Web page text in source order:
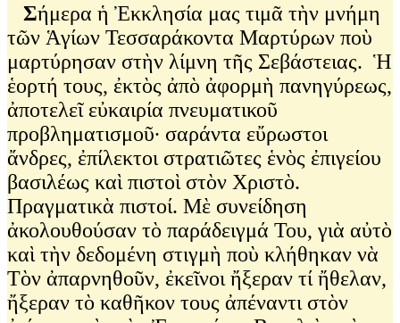
Σήμερα ἡ Ἐκκλησία μας τιμᾶ τὴν μνήμη
τῶν Ἁγίων Τεσσαράκοντα Μαρτύρων ποὺ
μαρτύρησαν στὴν λίμνη τῆς Σεβάστειας. Ἡ
ἑορτή τους, ἐκτὸς ἀπὸ ἀφορμὴ πανηγύρεως,
ἀποτελεῖ εὐκαιρία πνευματικοῦ
προβληματισμοῦ∙ σαράντα εὔρωστοι
ἄνδρες, ἐπίλεκτοι στρατιῶτες ἑνὸς ἐπιγείου
βασιλέως καὶ πιστοὶ στὸν Χριστὸ.
Πραγματικὰ πιστοί. Μὲ συνείδηση
ἀκολουθούσαν τὸ παράδειγμά Του, γιὰ αὐτὸ
καὶ τὴν δεδομένη στιγμὴ ποὺ κλήθηκαν νὰ
Τὸν ἀπαρνηθοῦν, ἐκεῖνοι ἤξεραν τί ἤθελαν,
ἤξεραν τὸ καθῆκον τους ἀπέναντι στὸν